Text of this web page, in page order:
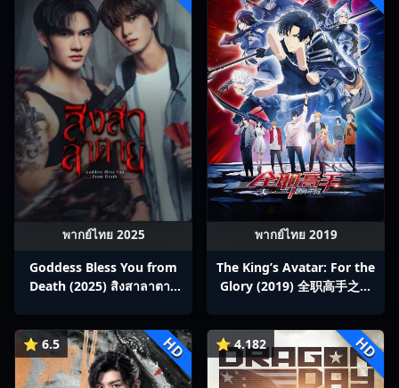
พากย์ไทย 2025
Goddess Bless You from
Death (2025) สิงสาลาตาย
พากย์ไทย 2019
The King’s Avatar: For the
Glory (2019) 全职高手之巅
⭐ 6.5 HD ⭐ 4.182 HD